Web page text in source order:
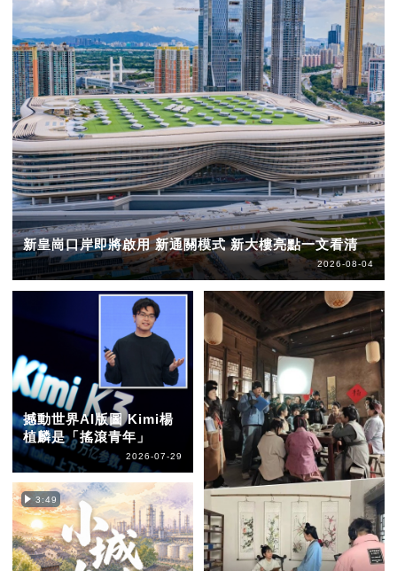
新皇崗口岸即將啟用 新通關模式 新大樓亮點一文看清
2026-08-04
撼動世界AI版圖 Kimi楊
植麟是「搖滾青年」
2026-07-29
3:49